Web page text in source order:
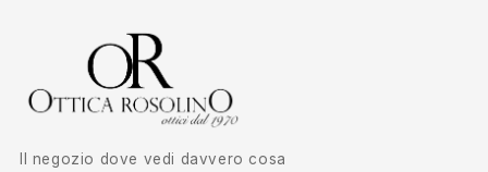
Il negozio dove vedi davvero cosa